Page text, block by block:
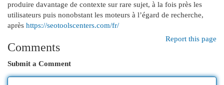
produire davantage de contexte sur rare sujet, à la fois près les
utilisateurs puis nonobstant les moteurs à l’égard de recherche,
après https://seotoolscenters.com/fr/
Report this page
Comments
Submit a Comment